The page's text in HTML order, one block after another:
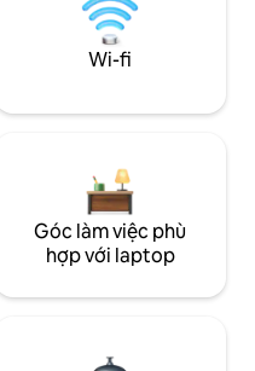
Wi-fi
Góc làm việc phù
hợp với laptop